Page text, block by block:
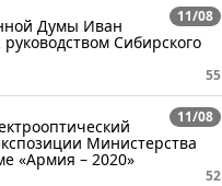
11/08
Думы Иван
Сибирского
55
11/08
Министерства
«Армия – 2020»
52